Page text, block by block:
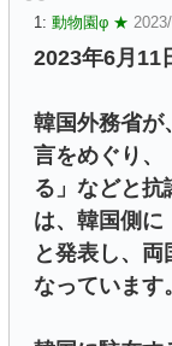
1: 動物園φ ★
2023年6月11
韓国外務省が
言をめぐり、
る」などと
は、韓国側に
と発表し、両
なっています。